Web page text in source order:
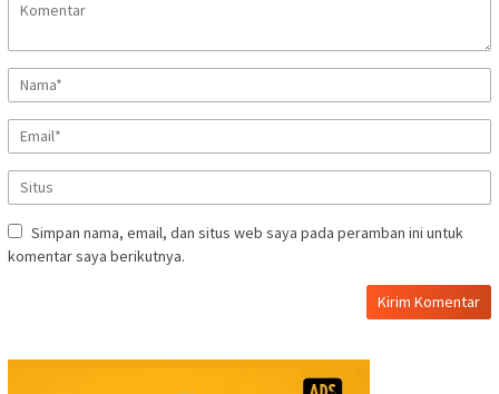
Simpan nama, email, dan situs web saya pada peramban ini untuk
komentar saya berikutnya.